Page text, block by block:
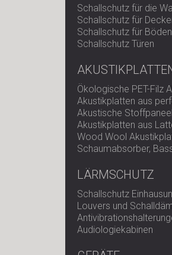
Schallschutz für die
Schallschutz für
Schallschutz für Böden
Schallschutz Türen
Ökologische PET-Filz
Akustikplatten aus
Akustische
Akustikplatten aus
Wood Wool
Schaumabsorber,
LÄRMSCHUTZ
Schallschutz
Louvers und
Audiologiekabinen